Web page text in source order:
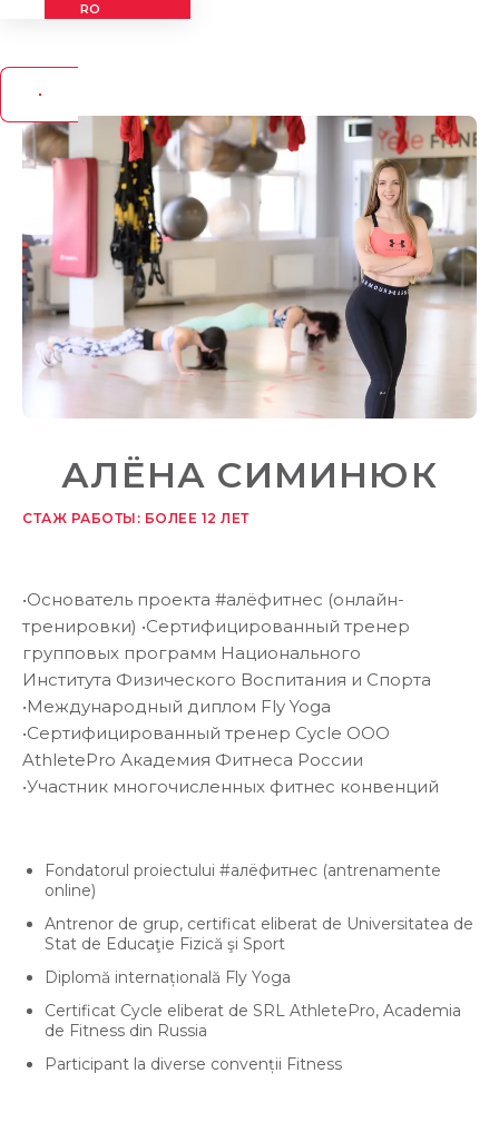
RO
ПП СЛАДОСТИ
ОНЛАЙН-ТРЕНИРОВКИ
АЛЁНА СИМИНЮК
СТАЖ РАБОТЫ: БОЛЕЕ 12 ЛЕТ
•Основатель проекта #алёфитнес (онлайн-
тренировки) •Сертифицированный тренер
групповых программ Национального
Института Физического Воспитания и Спорта
•Международный диплом Fly Yoga
•Сертифицированный тренер Cycle ООО
AthletePro Академия Фитнеса России
•Участник многочисленных фитнес конвенций
Fondatorul proiectului #алёфитнес (antrenamente
online)
Antrenor de grup, certificat eliberat de Universitatea de
Stat de Educaţie Fizică şi Sport
Diplomă internațională Fly Yoga
Certificat Cycle eliberat de SRL AthletePro, Academia
de Fitness din Russia
Participant la diverse convenții Fitness